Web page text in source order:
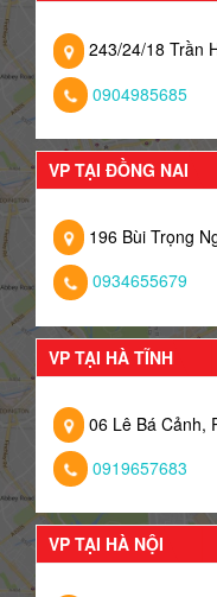
243/24/18 Trần
0904985685
VP TẠI ĐỒNG NAI
196 Bùi Trọng
0934655679
VP TẠI HÀ TĨNH
06 Lê Bá Cảnh,
0919657683
VP TẠI HÀ NỘI